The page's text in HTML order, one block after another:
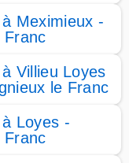
Meximieux -
Franc
Villieu Loyes
le Franc
Loyes -
Franc